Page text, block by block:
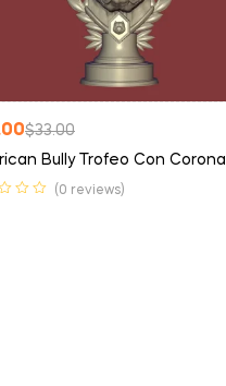
$33.00
Bully Trofeo Con Corona
(0 reviews)